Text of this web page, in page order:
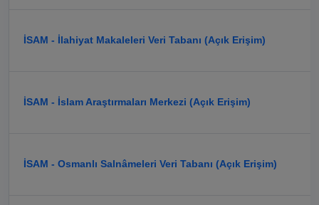
İSAM - İlahiyat Makaleleri Veri Tabanı (Açık Erişim)
İSAM - İslam Araştırmaları Merkezi (Açık Erişim)
İSAM - Osmanlı Salnâmeleri Veri Tabanı (Açık Erişim)